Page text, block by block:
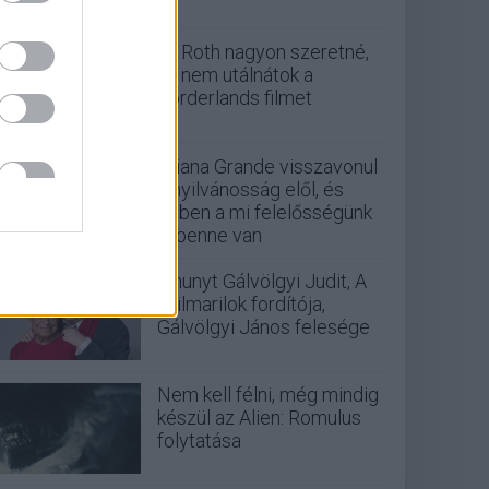
Eli Roth nagyon szeretné,
ha nem utálnátok a
Borderlands filmet
Ariana Grande visszavonul
a nyilvánosság elől, és
ebben a mi felelősségünk
is benne van
Elhunyt Gálvölgyi Judit, A
szilmarilok fordítója,
Gálvölgyi János felesége
Nem kell félni, még mindig
készül az Alien: Romulus
folytatása